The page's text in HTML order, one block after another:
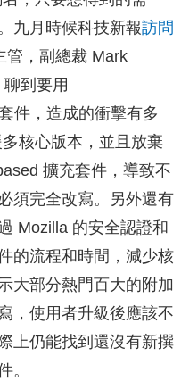
九月時候科技新報訪問
管，副總裁 Mark
到要用
件，造成的衝擊有多
核心版本，並且放棄
擴充套件，導致不
須完全改寫。另外還有
Mozilla 的安全認證和
的流程和時間，減少核
大部分熱門百大的附加
，使用者升級後應該不
上仍能找到還沒有新撰
。